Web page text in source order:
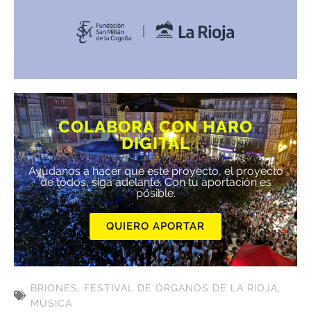
COLABORA CON HARO
DIGITAL
Ayúdanos a hacer que este proyecto, el proyecto
de todos, siga adelante. Con tu aportación es
posible.
QUIERO APORTAR
BRIONES, FESTIVAL DE ÓRGANOS DE LA RIOJA,
MÚSICA